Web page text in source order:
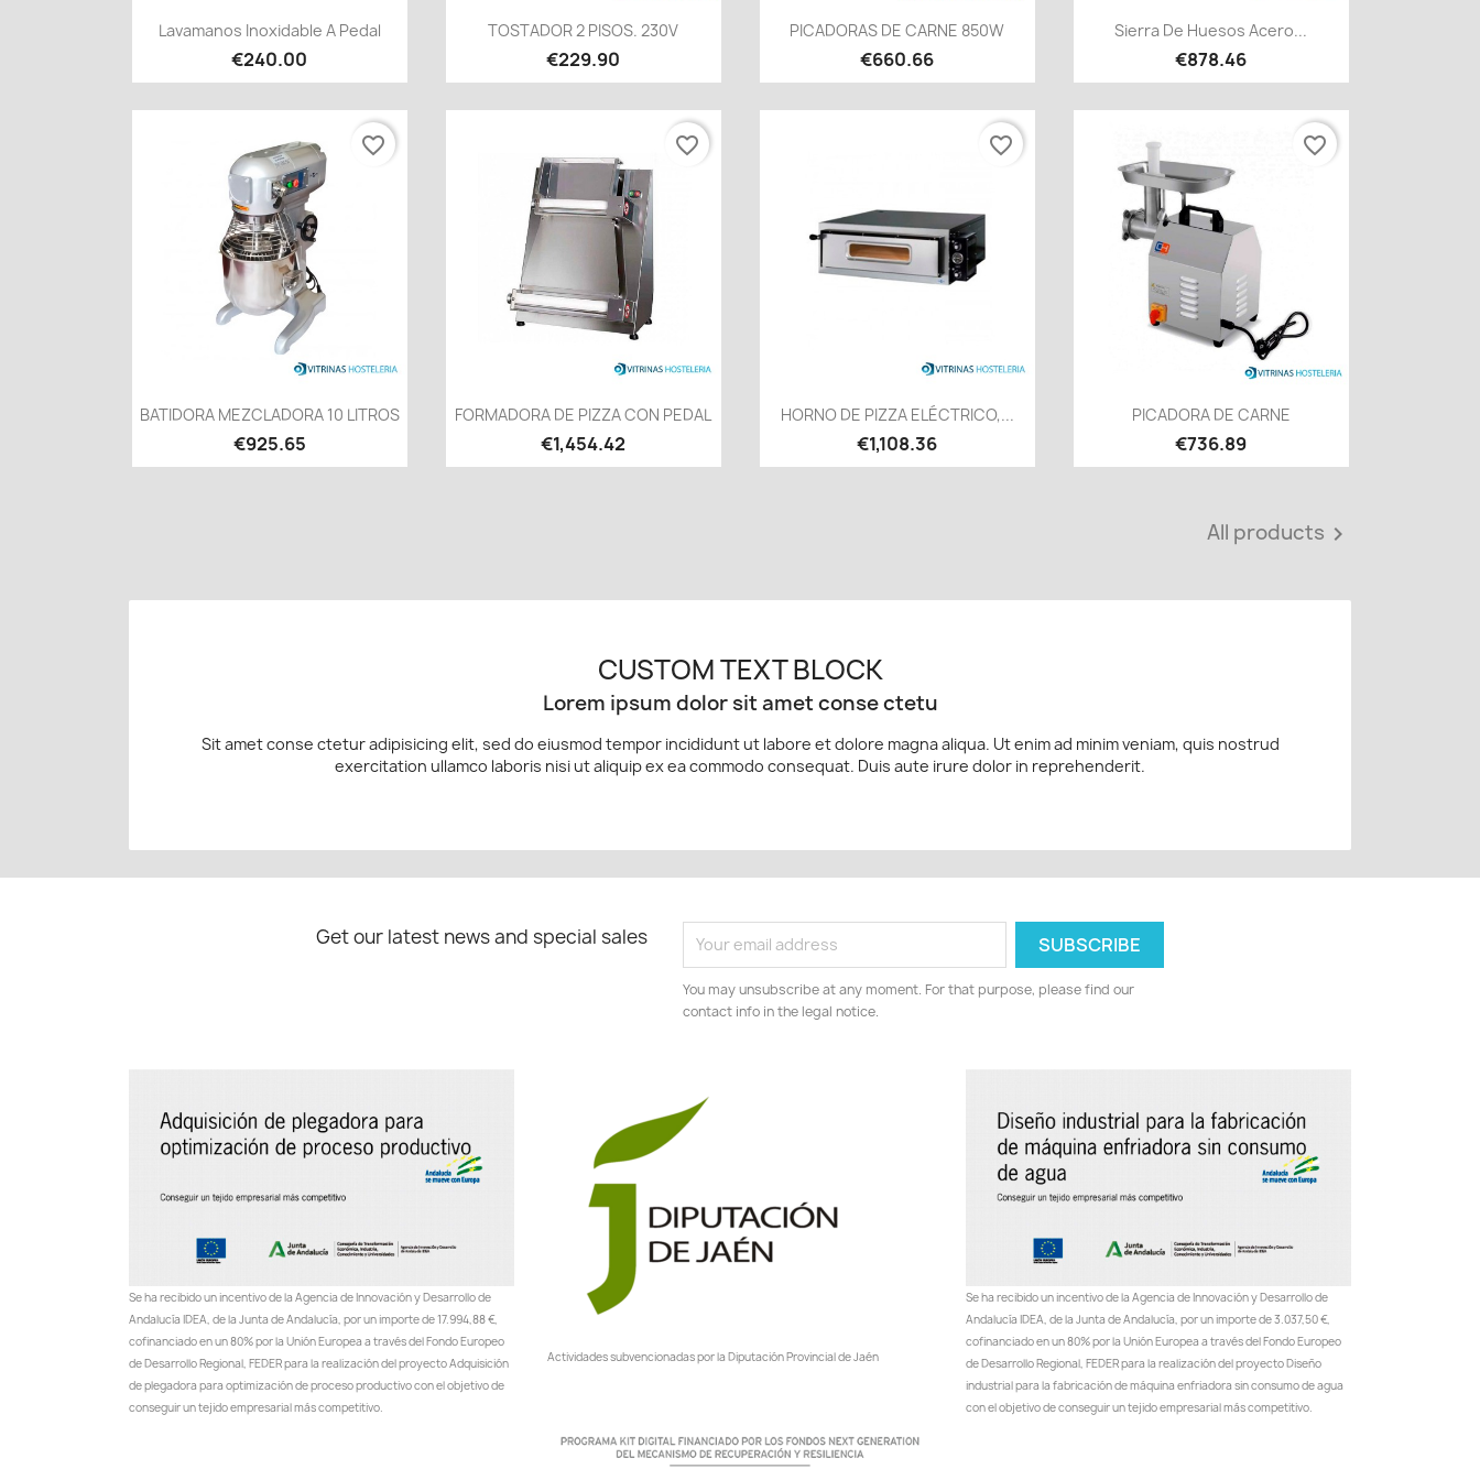
Quick view
Lavamanos Inoxidable A Pedal
€240.00
Quick view
TOSTADOR 2 PISOS. 230V
€229.90
Quick view
PICADORAS DE CARNE 850W
€660.66
Quick view
Sierra De Huesos Acero...
€878.46
Quick view
BATIDORA MEZCLADORA 10 LITROS
€925.65
favorite_border
 Quick view
FORMADORA DE PIZZA CON PEDAL
€1,454.42
favorite_border
 Quick view
HORNO DE PIZZA ELÉCTRICO,...
€1,108.36
favorite_border
Quick view
PICADORA DE CARNE
€736.89
favorite_border
All products 
CUSTOM TEXT BLOCK
Lorem ipsum dolor sit amet conse ctetu
Sit amet conse ctetur adipisicing elit, sed do eiusmod tempor incididunt ut labore et dolore magna aliqua. Ut enim ad minim veniam, quis nostrud
exercitation ullamco laboris nisi ut aliquip ex ea commodo consequat. Duis aute irure dolor in reprehenderit.
Get our latest news and special sales
You may unsubscribe at any moment. For that purpose, please find our
contact info in the legal notice.
Se ha recibido un incentivo de la Agencia de Innovación y Desarrollo de
Andalucía IDEA, de la Junta de Andalucía, por un importe de 17.994,88 €,
cofinanciado en un 80% por la Unión Europea a través del Fondo Europeo
de Desarrollo Regional, FEDER para la realización del proyecto Adquisición
de plegadora para optimización de proceso productivo con el objetivo de
conseguir un tejido empresarial más competitivo.
Actividades subvencionadas por la Diputación Provincial de Jaén
Se ha recibido un incentivo de la Agencia de Innovación y Desarrollo de
Andalucía IDEA, de la Junta de Andalucía, por un importe de 3.037,50 €,
cofinanciado en un 80% por la Unión Europea a través del Fondo Europeo
de Desarrollo Regional, FEDER para la realización del proyecto Diseño
industrial para la fabricación de máquina enfriadora sin consumo de agua
con el objetivo de conseguir un tejido empresarial más competitivo.